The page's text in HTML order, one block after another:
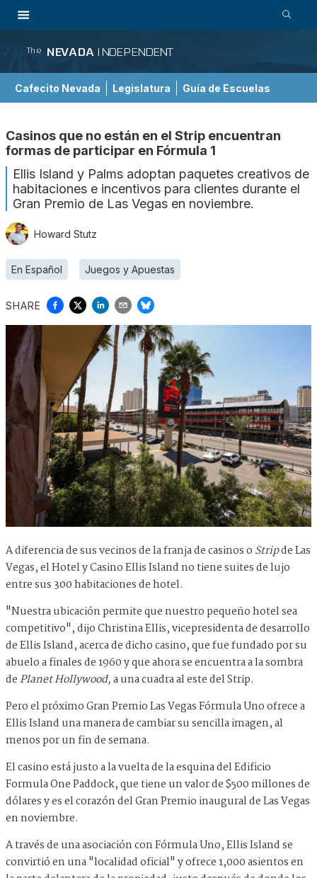
The NEVADA INDEPENDENT
Cafecito Nevada Legislatura Guía de Escuelas
Casinos que no están en el Strip encuentran
formas de participar en Fórmula 1
Ellis Island y Palms adoptan paquetes creativos de
habitaciones e incentivos para clientes durante el
Gran Premio de Las Vegas en noviembre.
Howard Stutz
En Español Juegos y Apuestas
SHARE
A diferencia de sus vecinos de la franja de casinos o Stripde Las
Vegas, el Hotel y Casino Ellis Island no tiene suites de lujo
entre sus 300 habitaciones de hotel.
"Nuestra ubicación permite que nuestro pequeño hotel sea
competitivo", dijo Christina Ellis, vicepresidenta de desarrollo
de Ellis Island, acerca de dicho casino, que fue fundado por su
abuelo a finales de 1960 y que ahora se encuentra a la sombra
dePlanet Hollywood,a una cuadra al este del Strip.
Pero el próximo Gran Premio Las Vegas Fórmula Uno ofrece a
Ellis Island una manera de cambiar su sencilla imagen, al
menos por un fin de semana.
El casino está justo a la vuelta de la esquina del Edificio
Formula One Paddock, que tiene un valor de $500 millones de
dólares y es el corazón del Gran Premio inaugural de Las Vegas
en noviembre.
A través de una asociación con Fórmula Uno, Ellis Island se
convirtió en una "localidad oficial" y ofrece 1,000 asientos en